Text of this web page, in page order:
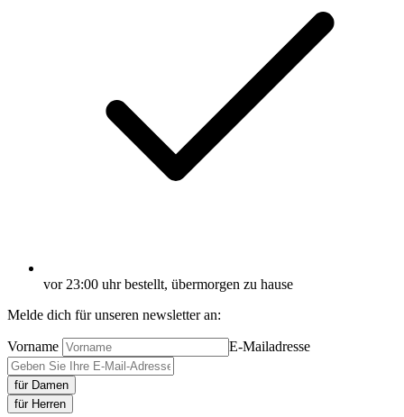
vor 23:00 uhr bestellt, übermorgen zu hause
Melde dich für unseren newsletter an:
Vorname E-Mailadresse
für Damen
für Herren